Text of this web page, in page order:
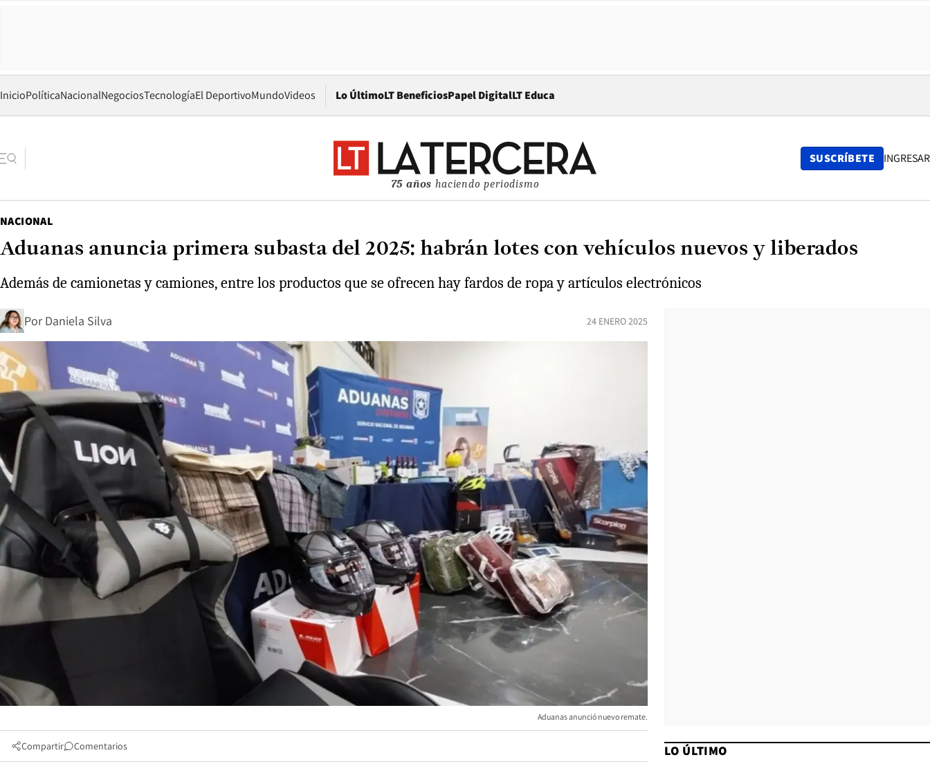
InicioPolíticaNacionalNegociosTecnologíaEl DeportivoMundoVideos Lo ÚltimoLT BeneficiosPapel DigitalOpens in new window
LT Educa
75 años haciendo periodismo
SUSCRÍBETE INGRESAR
NACIONAL
Aduanas anuncia primera subasta del 2025: habrán lotes con vehículos nuevos y liberados
Además de camionetas y camiones, entre los productos que se ofrecen hay fardos de ropa y artículos electrónicos
Por Daniela Silva 24 ENERO 2025
Aduanas anunció nuevo remate.
Compartir Comentarios LO ÚLTIMO